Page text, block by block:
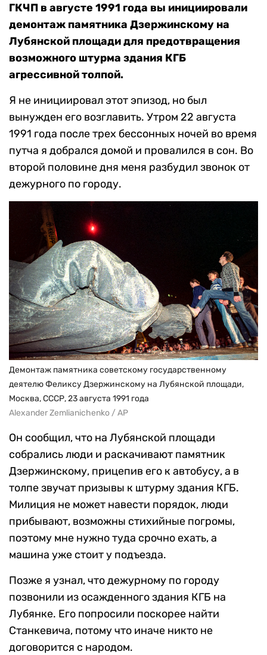
ГКЧП в августе 1991 года вы инициировали
демонтаж памятника Дзержинскому на
Лубянской площади для предотвращения
возможного штурма здания КГБ
агрессивной толпой.
Я не инициировал этот эпизод, но был
вынужден его возглавить. Утром 22 августа
1991 года после трех бессонных ночей во время
путча я добрался домой и провалился в сон. Во
второй половине дня меня разбудил звонок от
дежурного по городу.
Демонтаж памятника советскому государственному
деятелю Феликсу Дзержинскому на Лубянской площади,
Москва, СССР, 23 августа 1991 года
Alexander Zemlianichenko / AP
Он сообщил, что на Лубянской площади
собрались люди и раскачивают памятник
Дзержинскому, прицепив его к автобусу, а в
толпе звучат призывы к штурму здания КГБ.
Милиция не может навести порядок, люди
прибывают, возможны стихийные погромы,
поэтому мне нужно туда срочно ехать, а
машина уже стоит у подъезда.
Позже я узнал, что дежурному по городу
позвонили из осажденного здания КГБ на
Лубянке. Его попросили поскорее найти
Станкевича, потому что иначе никто не
договорится с народом.